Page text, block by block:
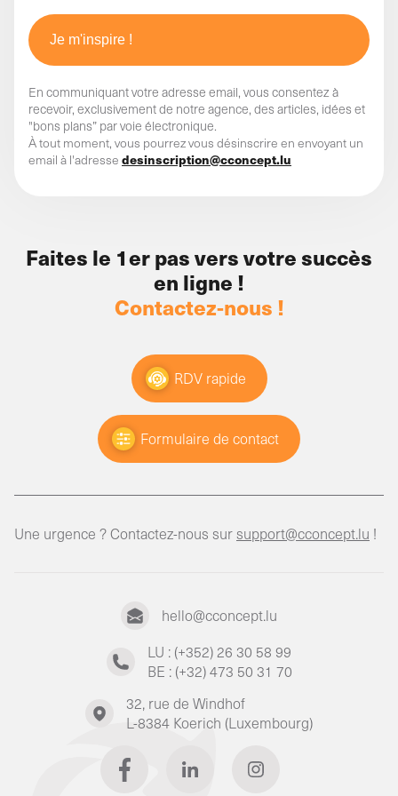
La bonne nouvelle est qu’en acceptant une formule
itérative de travail, sur base de l’expérience propre
aux spécificités de votre activité, votre projet sera
continuellement amendé, complété, amélioré !
Alors, allons-y !
En communiquant votre adresse email, vous consentez à
recevoir, exclusivement de notre agence, des articles, idées et
"bons plans” par voie électronique.
À tout moment, vous pourrez vous désinscrire en envoyant un
email à l'adresse desinscription@cconcept.lu
Faites le 1er pas vers votre succès
en ligne !
Contactez-nous !
RDV rapide
Formulaire de contact
Une urgence ? Contactez-nous sursupport@cconcept.lu !
hello@cconcept.lu
LU : (+352) 26 30 58 99
BE : (+32) 473 50 31 70
32, rue de Windhof
L-8384 Koerich (Luxembourg)